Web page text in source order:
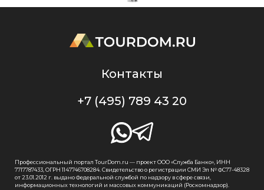
Контакты
+7 (495) 789 43 20
Профессиональный портал TourDom.ru — проект ООО «Служба Банко», ИНН
7717787433, ОГРН 1147746708284. Свидетельство о регистрации СМИ Эл № ФС77-48328
от 23.01.2012 г. выдано Федеральной службой по надзору в сфере связи,
информационных технологий и массовых коммуникаций (Роскомнадзор).